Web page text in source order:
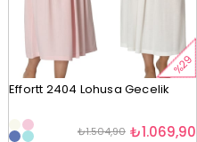
%29
Effortt 2404 Lohusa Gecelik
₺1.069,90
₺1.504,90